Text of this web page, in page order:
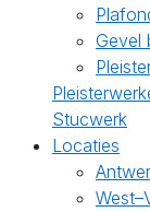
Gevel
Stucwerk
Locaties